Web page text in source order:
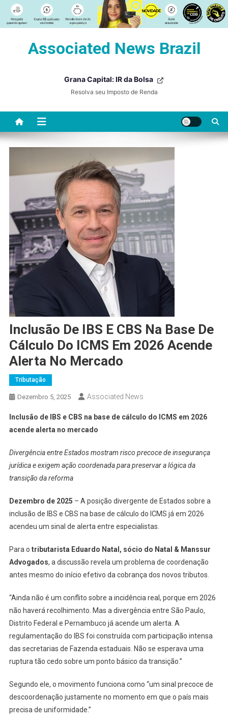
Associated News Brazil
Grana Capital: IR da Bolsa
Resolva seu Imposto de Renda
Inclusão De IBS E CBS Na Base De
Cálculo Do ICMS Em 2026 Acende
Alerta No Mercado
Tributação
Dezembro 5, 2025 Associated News
Inclusão de IBS e CBS na base de cálculo do ICMS em 2026
acende alerta no mercado
Divergência entre Estados mostram risco precoce de insegurança
jurídica e exigem ação coordenada para preservar a lógica da
transição da reforma
Dezembro de 2025 – A posição divergente de Estados sobre a
inclusão de IBS e CBS na base de cálculo do ICMS já em 2026
acendeu um sinal de alerta entre especialistas.
Para o tributarista Eduardo Natal, sócio do Natal & Manssur
Advogados, a discussão revela um problema de coordenação
antes mesmo do início efetivo da cobrança dos novos tributos.
“Ainda não é um conflito sobre a incidência real, porque em 2026
não haverá recolhimento. Mas a divergência entre São Paulo,
Distrito Federal e Pernambuco já acende um alerta. A
regulamentação do IBS foi construída com participação intensa
das secretarias de Fazenda estaduais. Não se esperava uma
ruptura tão cedo sobre um ponto básico da transição.”
Segundo ele, o movimento funciona como “um sinal precoce de
descoordenação justamente no momento em que o país mais
precisa de uniformidade.”